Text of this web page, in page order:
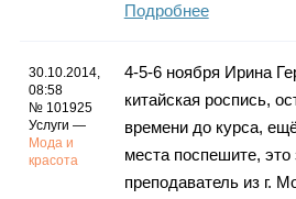
Подробнее
30.10.2014,
08:58
№ 101925
Услуги —
Мода и
красота
4-5-6 ноября Ирина
китайская роспись,
времени до курса,
места поспешите,
преподаватель из г.